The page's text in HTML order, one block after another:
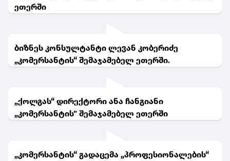
ეთერში
ბიზნეს კონსულტანტი ლევან კობერიძე
„კომერსანტის“ შემაჯამებელ ეთერში.
„ქოლგას“ დირექტორი ანა ჩანგიანი
„კომერსანტის" შემაჯამებელ ეთერში
„კომერსანტის“ გადაცემა „პროფესიონალების“